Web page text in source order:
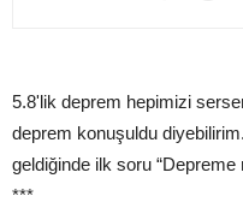
5.8'lik deprem hepimizi
deprem konuşuldu
geldiğinde ilk soru “Depreme
***